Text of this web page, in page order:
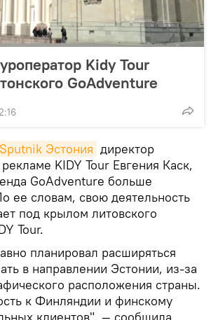
Kidy Tour
GoAdventure
Sputnik Эстония директор
KIDY Tour Евгения Каск,
GoAdventure больше
ее словам, свою деятельность
под крылом литовского
Tour.
планировал расширяться
в направлении Эстонии, из-за
расположения страны.
к Финляндии и финскому
клиентов", — сообщила